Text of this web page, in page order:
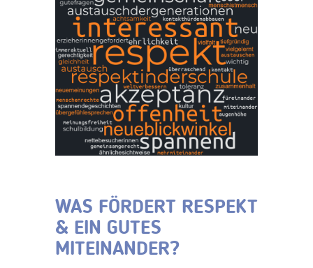
WAS FÖRDERT RESPEKT
& EIN GUTES
MITEINANDER?